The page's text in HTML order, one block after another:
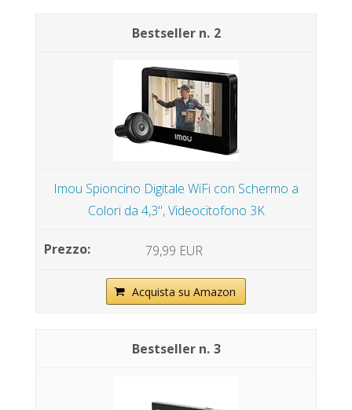
2
Imou Spioncino Digitale WiFi con Schermo a
Colori da 4,3", Videocitofono 3K
79,99 EUR
Acquista su Amazon
3